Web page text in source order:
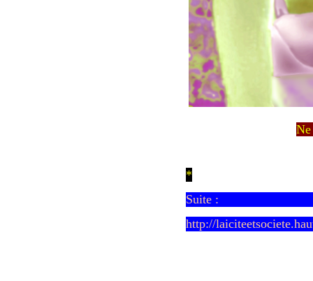
*
Suite :
http://